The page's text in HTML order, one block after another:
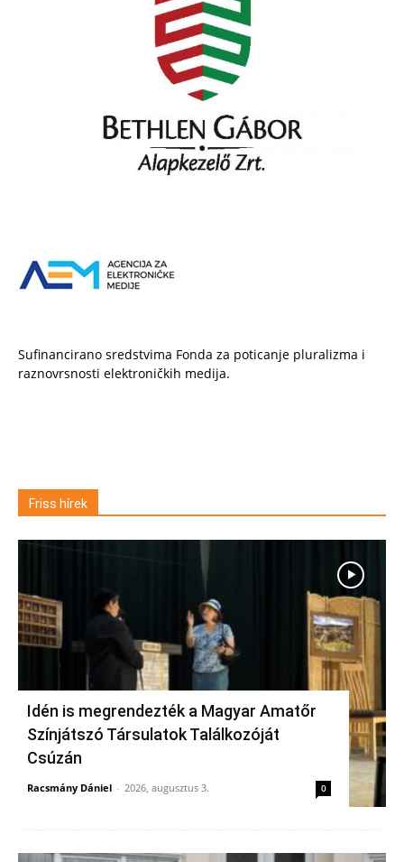
Sufinancirano sredstvima Fonda za poticanje pluralizma i
raznovrsnosti elektroničkih medija.
Friss hírek
Idén is megrendezték a Magyar Amatőr
Színjátszó Társulatok Találkozóját
Csúzán
Racsmány Dániel - 2026, augusztus 3. 0